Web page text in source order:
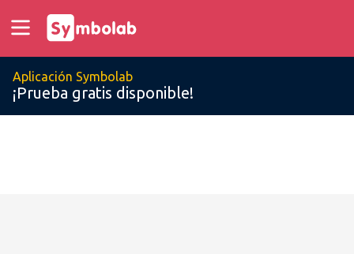
Aplicación Symbolab
¡Prueba gratis disponible!